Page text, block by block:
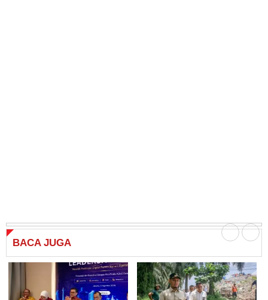
BACA JUGA